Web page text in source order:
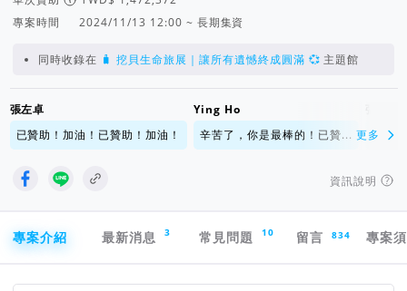
專案時間
2024/11/13 12:00 ~ 長期集資
同時收錄在 🧳 挖貝生命旅展｜讓所有遺憾終成圓滿 💞 主題館
張左卓
已贊助！加油！已贊助！加油！
Ying Ho
辛苦了，你是最棒的！已贊...
全力
更多
資訊說明
專案介紹
最新消息 3 常見問題 10 留言 834 專案